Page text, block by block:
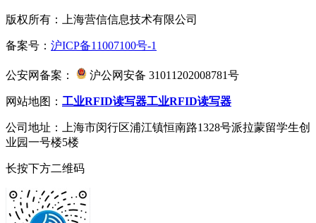
版权所有：上海营信信息技术有限公司
备案号： 沪ICP备11007100号-1
公安网备案： 沪公网安备 31011202008781号
网站地图： 工业RFID读写器工业RFID读写器
公司地址：上海市闵行区浦江镇恒南路1328号派拉蒙留学生创
业园一号楼5楼
长按下方二维码